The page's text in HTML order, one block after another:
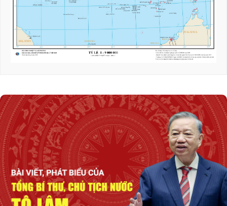
Tổng Bí thư, Chủ tịch nước Tô Lâm sắp thăm
cấp Nhà nước tới Australia và New Zealand
dựng một không gian mạng an toàn, tin cậy
và nhân văn
Thủ tướng Lê Minh Hưng: Bảo đảm an ninh
mạng phải gắn kết chặt chẽ, đồng bộ giữa 'bảo
vệ hệ thống' và 'bảo vệ con người'*